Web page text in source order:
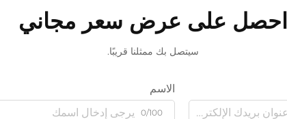
احصل على عرض سعر مجاني
سيتصل بك ممثلنا قريبًا.
الاسم
0/100